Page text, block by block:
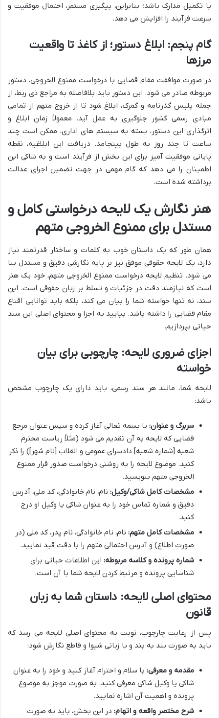
یا تکمیل مدارک باشد؛ بنابراین، پیگیری مستمر، احتمال موفقیت و
سرعت فرآیند را افزایش می دهد.
گام پنجم: ابلاغ دستور؛ از کاغذ تا واقعیت
مرزها
در صورت موافقت مقام قضایی با درخواست ممنوع الخروجی، دستور
مربوطه صادر می شود. این دستور باید بلافاصله به مراجع ذی ربط، از
جمله پلیس گذرنامه و گمرک، ابلاغ شود تا از خروج متهم از تمامی
مبادی رسمی کشور جلوگیری به عمل آید. معمولاً زمان ابلاغ و
اثرگذاری این دستور، بسته به سیستم های اداری، ممکن است چند
ساعت تا چند روز به طول بینجامد. دریافت این ابلاغیه، نقطه
پایانی موفقیت آمیز برای این بخش از فرآیند است و به شاکی این
اطمینان را می دهد که گام مهمی در جهت تضمین اجرای عدالت
برداشته شده است.
هنر نگارش یک لایحه درخواستی کامل و
مستدل برای ممنوع الخروجی متهم
همان طور که یک داستان خوب به کلمات و ساختار قدرتمند نیاز
دارد، یک لایحه حقوقی موفق نیز بر پایه نگارشی دقیق و مستدل بنا
می شود. تنظیم لایحه درخواست ممنوع الخروجی متهم، خود یک هنر
است که نیازمند دقت در جزئیات و تسلط بر زبان حقوقی است. این
سند، نه تنها خواسته شما را بیان می کند، بلکه باید توانایی اقناع
مقام قضایی را داشته باشد. بیایید به اجزا و محتوای اصلی این سند
حیاتی بپردازیم.
اجزای ضروری لایحه: چارچوبی برای بیان
خواسته
لایحه شما، مانند هر سند رسمی، باید دارای یک چارچوب مشخص
باشد:
سربرگ و عنوان: با بسمه تعالی آغاز کرده و سپس عنوان مرجع
قضایی که لایحه به آن تقدیم می شود (مثلاً ریاست محترم
شعبه [شماره شعبه] دادسرای عمومی و انقلاب [نام شهر]) را ذکر
کنید. موضوع لایحه را به روشنی درخواست صدور قرار ممنوع
الخروجی متهم بنویسید.
مشخصات کامل شاکی/وکیل: نام، نام خانوادگی، کد ملی، آدرس
دقیق و شماره تماس خود را به عنوان شاکی یا وکیل او درج
کنید.
مشخصات کامل متهم: نام، نام خانوادگی، نام پدر، کد ملی (در
صورت اطلاع) و آدرس احتمالی متهم را با دقت قید نمایید.
شماره پرونده و کلاسه مربوطه: این اطلاعات حیاتی برای
شناسایی پرونده و مرتبط کردن لایحه شما با آن است.
محتوای اصلی لایحه: داستان شما به زبان
قانون
پس از رعایت چارچوب، نوبت به محتوای اصلی لایحه می رسد که
باید به صورت بند به بند و با زبانی شیوا و قاطع نگارش شود:
مقدمه و معرفی: با سلام و احترام آغاز کنید و خود را به عنوان
شاکی یا وکیل شاکی معرفی کنید. به صورت موجز به موضوع
پرونده و اهمیت آن اشاره نمایید.
شرح مختصر واقعه و اتهام: در این بخش، باید به صورت